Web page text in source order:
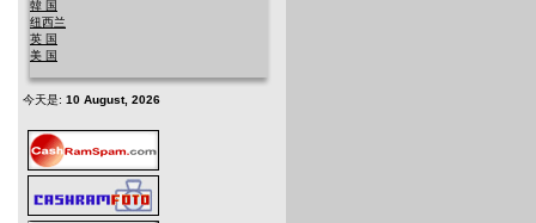
韓 国
纽西兰
英 国
美 国
今天是: 10 August, 2026